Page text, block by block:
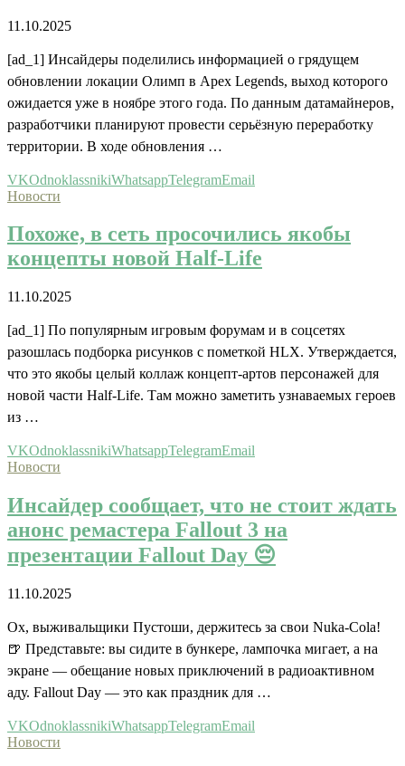
11.10.2025
[ad_1] Инсайдеры поделились информацией о грядущем
обновлении локации Олимп в Apex Legends, выход которого
ожидается уже в ноябре этого года. По данным датамайнеров,
разработчики планируют провести серьёзную переработку
территории. В ходе обновления …
VKOdnoklassnikiWhatsappTelegramEmail
Новости
Похоже, в сеть просочились якобы
концепты новой Half-Life
11.10.2025
[ad_1] По популярным игровым форумам и в соцсетях
разошлась подборка рисунков с пометкой HLX. Утверждается,
что это якобы целый коллаж концепт-артов персонажей для
новой части Half-Life. Там можно заметить узнаваемых героев
из …
VKOdnoklassnikiWhatsappTelegramEmail
Новости
Инсайдер сообщает, что не стоит ждать
анонс ремастера Fallout 3 на
презентации Fallout Day 😔
11.10.2025
Ох, выживальщики Пустоши, держитесь за свои Nuka-Cola!
🍺 Представьте: вы сидите в бункере, лампочка мигает, а на
экране — обещание новых приключений в радиоактивном
аду. Fallout Day — это как праздник для …
VKOdnoklassnikiWhatsappTelegramEmail
Новости